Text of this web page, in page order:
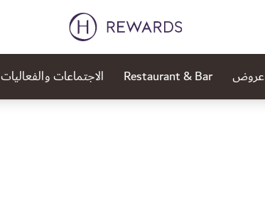
عروض Restaurant & Bar الاجتماعات والفعاليات